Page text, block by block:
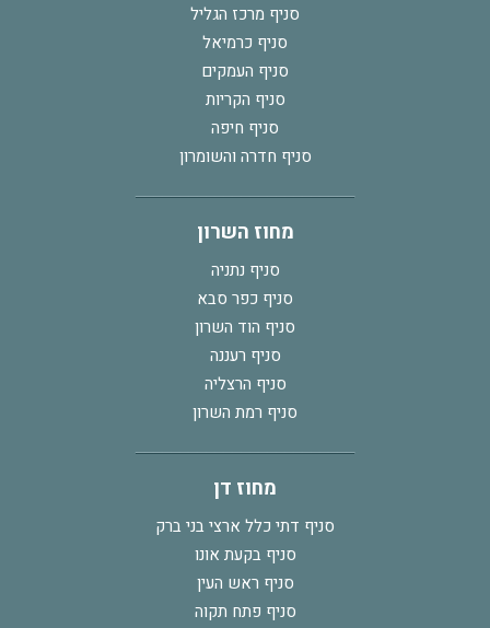
סניף מרכז הגליל
סניף כרמיאל
סניף העמקים
סניף הקריות
סניף חיפה
סניף חדרה והשומרון
מחוז השרון
סניף נתניה
סניף כפר סבא
סניף הוד השרון
סניף רעננה
סניף הרצליה
סניף רמת השרון
מחוז דן
סניף דתי כלל ארצי בני ברק
סניף בקעת אונו
סניף ראש העין
סניף פתח תקוה